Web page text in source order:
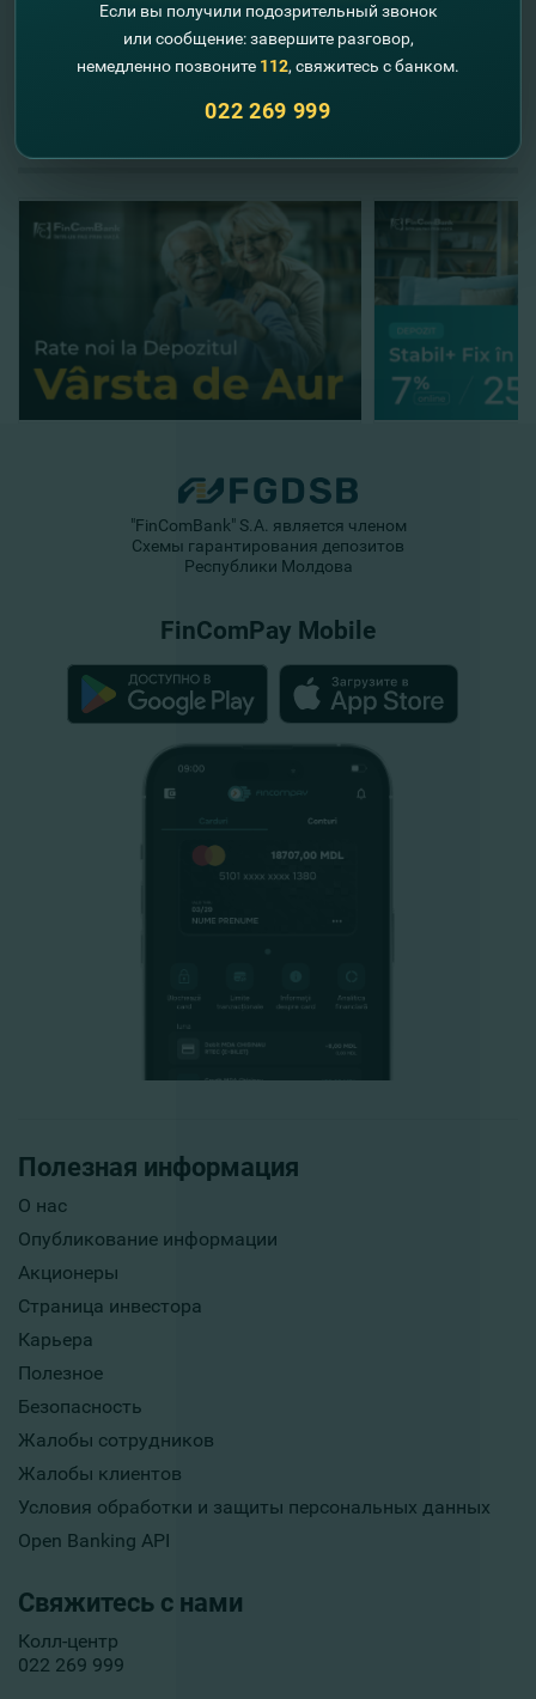
Отправить запрос
Другие новости
Полезная информация
О нас
Опубликование информации
Акционеры
Страница инвестора
Карьера
Полезное
Безопасность
Жалобы сотрудников
Жалобы клиентов
Условия обработки и защиты персональных данных
Open Banking API
Свяжитесь с нами
Колл-центр
022 269 999
"FinComBank" S.A. является членом
Схемы гарантирования депозитов
Республики Молдова
FinComPay Mobile
Если вы получили подозрительный звонок
или сообщение: завершите разговор,
немедленно позвоните 112, свяжитесь с банком.
022 269 999